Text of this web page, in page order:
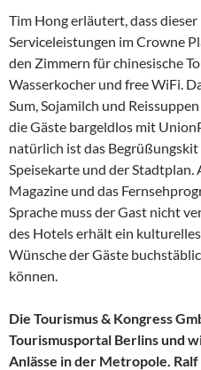
Tim Hong erläutert, dass
Serviceleistungen im Crowne
den Zimmern für chinesische
Wasserkocher und free WiFi.
Sum, Sojamilch und
die Gäste bargeldlos mit
natürlich ist das Begrüßungskit
Speisekarte und der Stadtplan.
Magazine und das
Sprache muss der Gast nicht
des Hotels erhält ein
Wünsche der Gäste
können.
Die Tourismus & Kongress
Tourismusportal Berlins und
Anlässe in der Metropole.